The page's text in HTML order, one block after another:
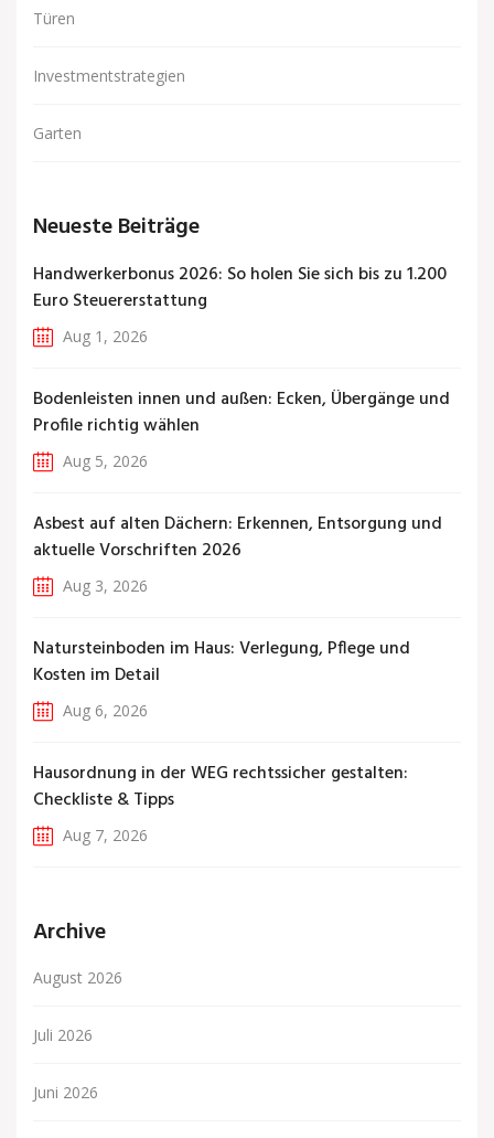
Türen
Investmentstrategien
Garten
Neueste Beiträge
Handwerkerbonus 2026: So holen Sie sich bis zu 1.200
Euro Steuererstattung
Aug 1, 2026
Bodenleisten innen und außen: Ecken, Übergänge und
Profile richtig wählen
Aug 5, 2026
Asbest auf alten Dächern: Erkennen, Entsorgung und
aktuelle Vorschriften 2026
Aug 3, 2026
Natursteinboden im Haus: Verlegung, Pflege und
Kosten im Detail
Aug 6, 2026
Hausordnung in der WEG rechtssicher gestalten:
Checkliste & Tipps
Aug 7, 2026
Archive
August 2026
Juli 2026
Juni 2026